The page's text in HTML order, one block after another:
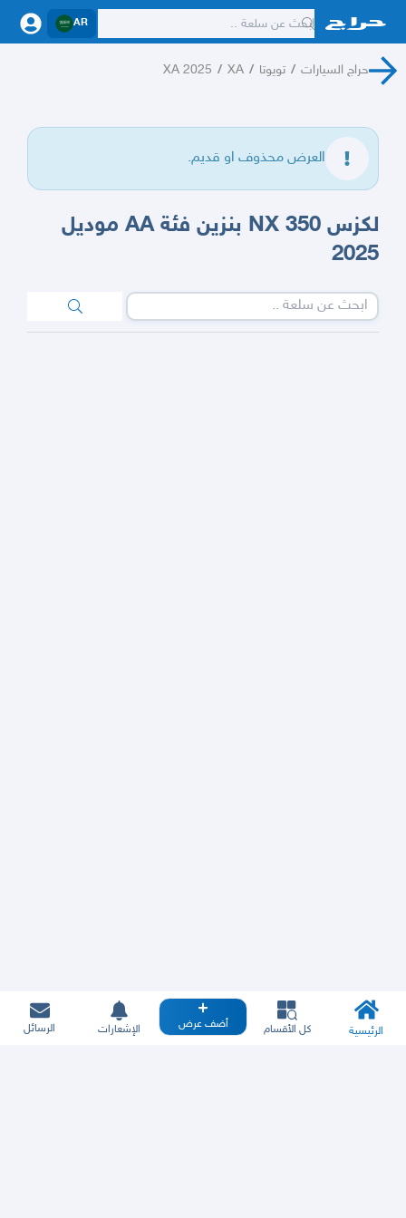
AR
حراج السيارات / تويوتا /
XA
/
XA 2025
العرض محذوف او قديم.
لكزس NX 350 بنزين فئة AA موديل
2025
الرئيسية كل الأقسام أضف عرض الإشعارات الرسائل